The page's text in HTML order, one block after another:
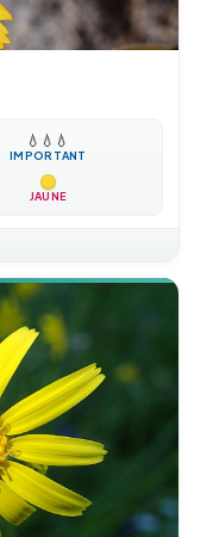
💧 💧 💧
IMPORTANT
JAUNE